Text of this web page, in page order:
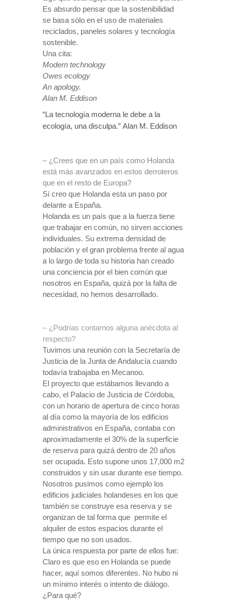
Es absurdo pensar que la sostenibilidad
se basa sólo en el uso de materiales
reciclados, paneles solares y tecnología
sostenible.
Una cita:
Modern technology
Owes ecology
An apology.
Alan M. Eddison
“La tecnología moderna le debe a la
ecología, una disculpa.” Alan M. Eddison
– ¿Crees que en un país como Holanda
está más avanzados en estos derroteros
que en el resto de Europa?
Sí creo que Holanda esta un paso por
delante a España.
Holanda es un país que a la fuerza tiene
que trabajar en común, no sirven acciones
individuales. Su extrema densidad de
población y el gran problema frente al agua
a lo largo de toda su historia han creado
una conciencia por el bien común que
nosotros en España, quizá por la falta de
necesidad, no hemos desarrollado.
– ¿Podrías contarnos alguna anécdota al
respecto?
Tuvimos una reunión con la Secretaría de
Justicia de la Junta de Andalucía cuando
todavía trabajaba en Mecanoo.
El proyecto que estábamos llevando a
cabo, el Palacio de Justicia de Córdoba,
con un horario de apertura de cinco horas
al día como la mayoría de los edificios
administrativos en España, contaba con
aproximadamente el 30% de la superficie
de reserva para quizá dentro de 20 años
ser ocupada. Esto supone unos 17,000 m2
construidos y sin usar durante ese tiempo.
Nosotros pusimos como ejemplo los
edificios judiciales holandeses en los que
también se construye esa reserva y se
organizan de tal forma que permite el
alquiler de estos espacios durante el
tiempo que no son usados.
La única respuesta por parte de ellos fue:
Claro es que eso en Holanda se puede
hacer, aquí somos diferentes. No hubo ni
un mínimo interés o intento de diálogo.
¿Para qué?